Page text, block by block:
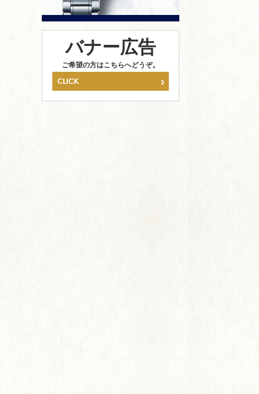
バナー広告
ご希望の方はこちらへどうぞ。
CLICK ›